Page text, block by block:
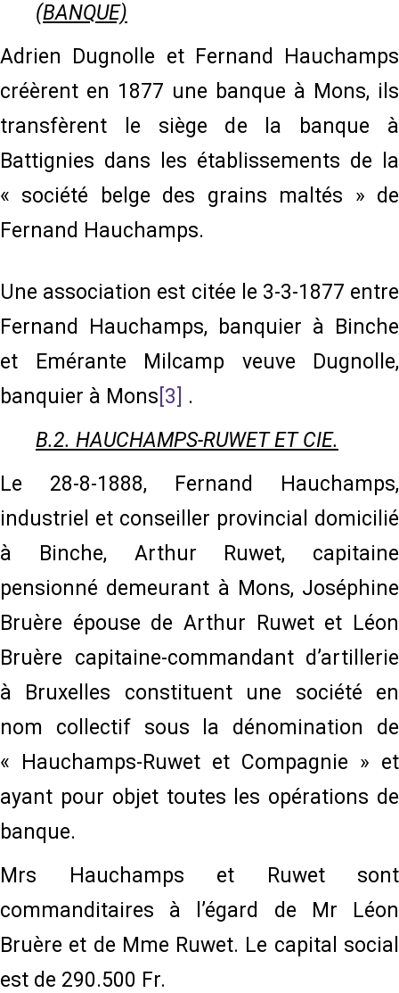
(BANQUE)
Adrien Dugnolle et Fernand Hauchamps
créèrent en 1877 une banque à Mons, ils
transfèrent le siège de la banque à
Battignies dans les établissements de la
« société belge des grains maltés » de
Fernand Hauchamps.
Une association est citée le 3-3-1877 entre
Fernand Hauchamps, banquier à Binche
et Emérante Milcamp veuve Dugnolle,
banquier à Mons [3]
.
B.2. HAUCHAMPS-RUWET ET CIE.
Le 28-8-1888, Fernand Hauchamps,
industriel et conseiller provincial domicilié
à Binche, Arthur Ruwet, capitaine
pensionné demeurant à Mons, Joséphine
Bruère épouse de Arthur Ruwet et Léon
Bruère capitaine-commandant d’artillerie
à Bruxelles constituent une société en
nom collectif sous la dénomination de
« Hauchamps-Ruwet et Compagnie » et
ayant pour objet toutes les opérations de
banque.
Mrs Hauchamps et Ruwet sont
commanditaires à l’égard de Mr Léon
Bruère et de Mme Ruwet. Le capital social
est de 290.500 Fr.